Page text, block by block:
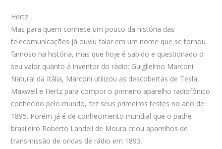
Hertz
Mas para quem conhece um pouco da história das
telecomunicações já ouviu falar em um nome que se tornou
famoso na história, mas que hoje é sabido e questionado o
seu valor quanto à inventor do rádio: Guiglielmo Marconi.
Natural da Itália, Marconi utilizou as descobertas de Tesla,
Maxwell e Hertz para compor o primeiro aparelho radiofônico
conhecido pelo mundo, fez seus primeiros testes no ano de
1895. Porém já é de conhecimento mundial que o padre
brasileiro Roberto Landell de Moura criou aparelhos de
transmissão de ondas de rádio em 1893.